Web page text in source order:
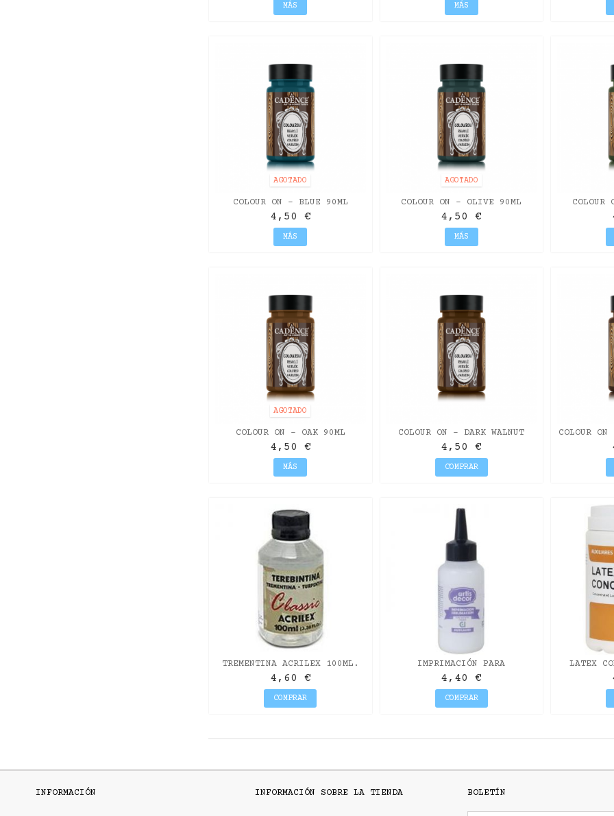
MÁS MÁS
AGOTADO
COLOUR ON - BLUE 90ML
4,50 €
MÁS
AGOTADO
COLOUR ON - OLIVE 90ML
4,50 €
MÁS
COLOUR
AGOTADO
COLOUR ON - OAK 90ML
4,50 €
MÁS
COLOUR ON - DARK WALNUT
90ML
4,50 €
COMPRAR
COLOUR
TREMENTINA ACRILEX 100ML.
4,60 €
COMPRAR
IMPRIMACIÓN PARA
SUBLIMACIÓN 125CC
4,40 €
COMPRAR
LATEX
INFORMACIÓN INFORMACIÓN SOBRE LA TIENDA BOLETÍN